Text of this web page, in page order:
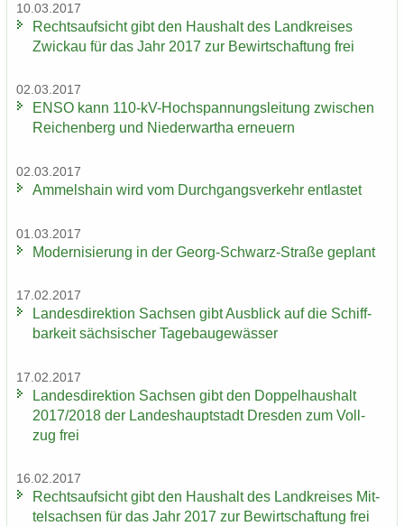
10.03.2017
Rechts­auf­sicht gibt den Haus­halt des Land­krei­ses
Zwi­ckau für das Jahr 2017 zur Be­wirt­schaf­tung frei
02.03.2017
ENSO kann 110-​kV-Hochspannungsleitung zwi­schen
Rei­chen­berg und Nie­der­wartha er­neu­ern
02.03.2017
Am­mels­hain wird vom Durch­gangs­ver­kehr ent­las­tet
01.03.2017
Mo­der­ni­sie­rung in der Georg-​Schwarz-Straße ge­plant
17.02.2017
Lan­des­di­rek­ti­on Sach­sen gibt Aus­blick auf die Schiff­
bar­keit säch­si­scher Ta­ge­bau­ge­wäs­ser
17.02.2017
Lan­des­di­rek­ti­on Sach­sen gibt den Dop­pel­haus­halt
2017/2018 der Lan­des­haupt­stadt Dres­den zum Voll­
zug frei
16.02.2017
Rechts­auf­sicht gibt den Haus­halt des Land­krei­ses Mit­
tel­sach­sen für das Jahr 2017 zur Be­wirt­schaf­tung frei